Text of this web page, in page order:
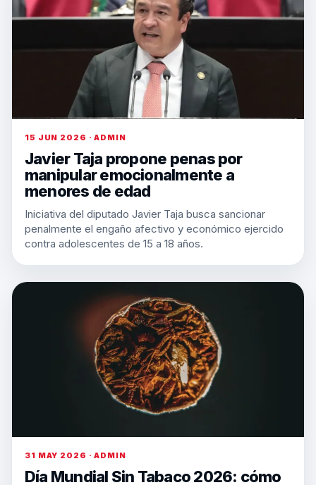
15 JUN 2026 · ADMIN
Javier Taja propone penas por
manipular emocionalmente a
menores de edad
Iniciativa del diputado Javier Taja busca sancionar
penalmente el engaño afectivo y económico ejercido
contra adolescentes de 15 a 18 años.
31 MAY 2026 · ADMIN
Día Mundial Sin Tabaco 2026: cómo